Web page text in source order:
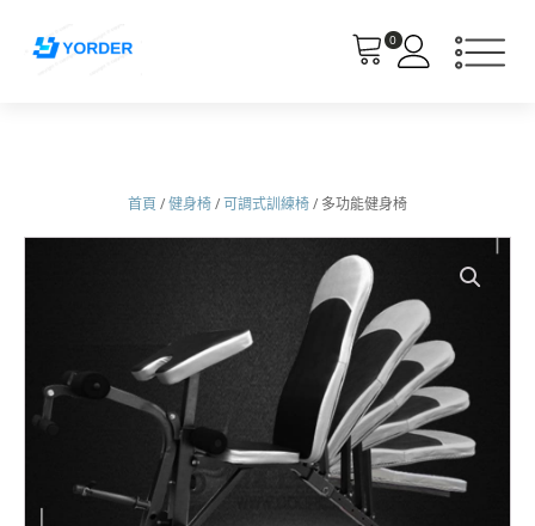
0
首頁 /健身椅/可調式訓練椅/ 多功能健身椅